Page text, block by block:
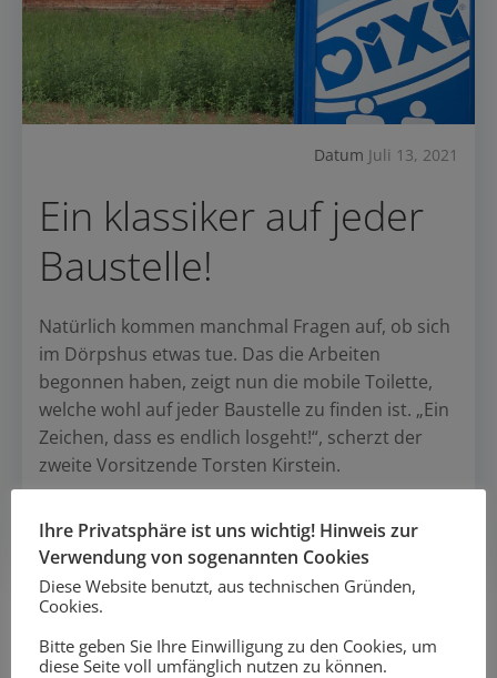
Datum Juli 13, 2021
Ein klassiker auf jeder
Baustelle!
Natürlich kommen manchmal Fragen auf, ob sich
im Dörpshus etwas tue. Das die Arbeiten
begonnen haben, zeigt nun die mobile Toilette,
welche wohl auf jeder Baustelle zu finden ist. „Ein
Zeichen, dass es endlich losgeht!“, scherzt der
zweite Vorsitzende Torsten Kirstein.
Post
navigation
Vorheriger Beitrag
Post
navigation
Nächster Beitrag
Search
Ihre Privatsphäre ist uns wichtig! Hinweis zur
Verwendung von sogenannten Cookies
Diese Website benutzt, aus technischen Gründen,
Cookies.
Bitte geben Sie Ihre Einwilligung zu den Cookies, um
diese Seite voll umfänglich nutzen zu können.